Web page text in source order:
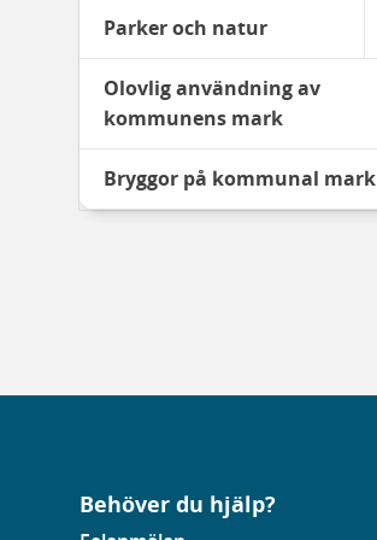
Parker och natur
Olovlig användning av
kommunens mark
Bryggor på kommunal mark
Behöver du hjälp?